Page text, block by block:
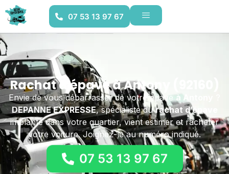
07 53 13 97 67
Rachat d'épave à Antony (92160)
Envie de vous débarrasser de votre épave à Antony
DEPANNE EXPRESSE, spécialiste durachat d’épave
implanté dans votre quartier, vient estimer et racheter
votre voiture. Joignez-le au numéro indiqué.
07 53 13 97 67